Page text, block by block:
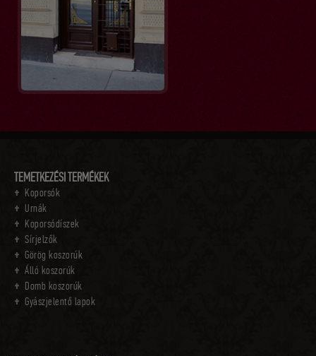
TEMETKEZÉSI TERMÉKEK
Koporsók
Urnák
Koporsódíszek
Sírjelzők
Görög koszorúk
Álló koszorúk
Domb koszorúk
Gyászjelentő lapok